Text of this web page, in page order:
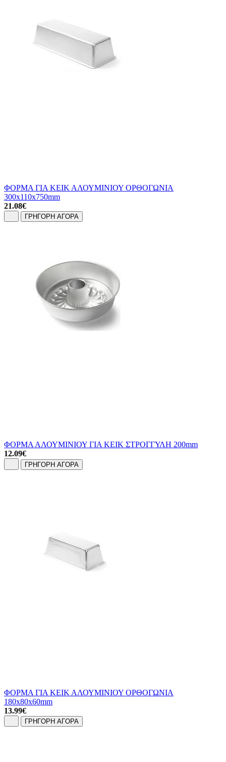
ΦΟΡΜΑ ΓΙΑ ΚΕΙΚ ΑΛΟΥΜΙΝΙΟΥ ΟΡΘΟΓΩΝΙΑ
300x110x750mm
21.08€
ΓΡΗΓΟΡΗ ΑΓΟΡΑ
ΦΟΡΜΑ ΑΛΟΥΜΙΝΙΟΥ ΓΙΑ ΚΕΙΚ ΣΤΡΟΓΓΥΛΗ 200mm
12.09€
ΓΡΗΓΟΡΗ ΑΓΟΡΑ
ΦΟΡΜΑ ΓΙΑ ΚΕΙΚ ΑΛΟΥΜΙΝΙΟΥ ΟΡΘΟΓΩΝΙΑ
180x80x60mm
13.99€
ΓΡΗΓΟΡΗ ΑΓΟΡΑ